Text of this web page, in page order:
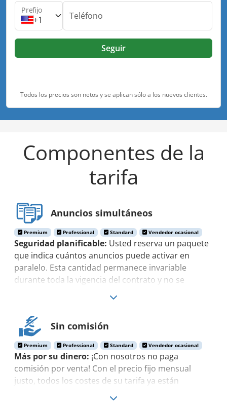
Prefijo
+1 Teléfono
Seguir
Todos los precios son netos y se aplican sólo a los nuevos clientes.
Componentes de la
tarifa
Anuncios simultáneos
Premium Professional Standard Vendedor ocasional
Seguridad planificable: Usted reserva un paquete
que indica cuántos anuncios puede activar en
paralelo. Esta cantidad permanece invariable
durante toda la vigencia del contrato y no se
Sin comisión
Premium Professional Standard Vendedor ocasional
Más por su dinero: ¡Con nosotros no paga
comisión por venta! Con el precio fijo mensual
justo, todos los costes de su tarifa ya están